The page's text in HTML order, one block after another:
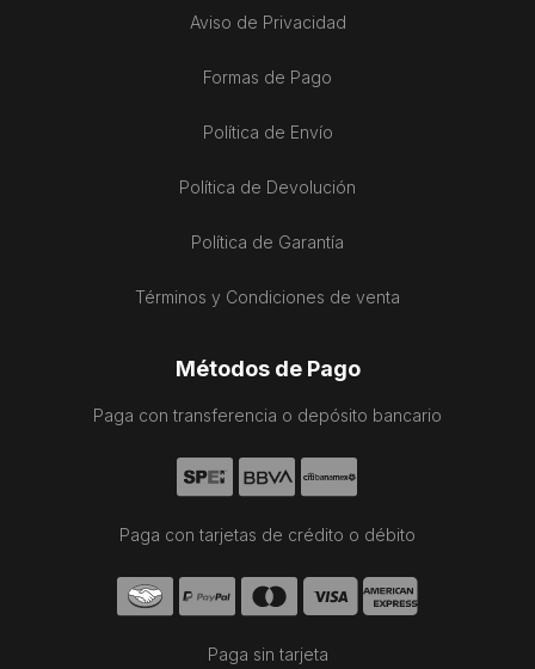
Aviso de Privacidad
Formas de Pago
Política de Envío
Política de Devolución
Política de Garantía
Términos y Condiciones de venta
Métodos de Pago
Paga con transferencia o depósito bancario
Paga con tarjetas de crédito o débito
Paga sin tarjeta